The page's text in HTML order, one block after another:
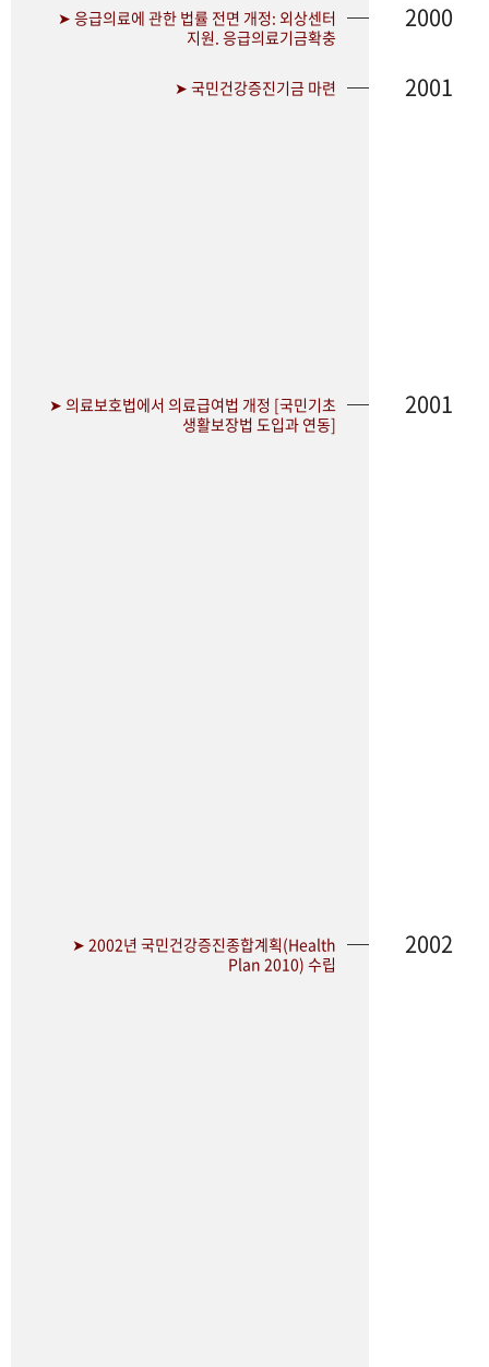
➤ 응급의료에 관한 법률 전면 개정: 외상센터
지원. 응급의료기금확충
2000
➤ 국민건강증진기금 마련 2001
➤ 의료보호법에서 의료급여법 개정 [국민기초
생활보장법 도입과 연동]
2001
➤ 2002년 국민건강증진종합계획(Health
Plan 2010) 수립
2002